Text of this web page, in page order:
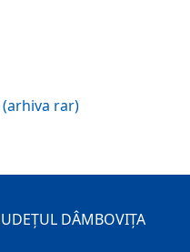
rar)
DÂMBOVIȚA